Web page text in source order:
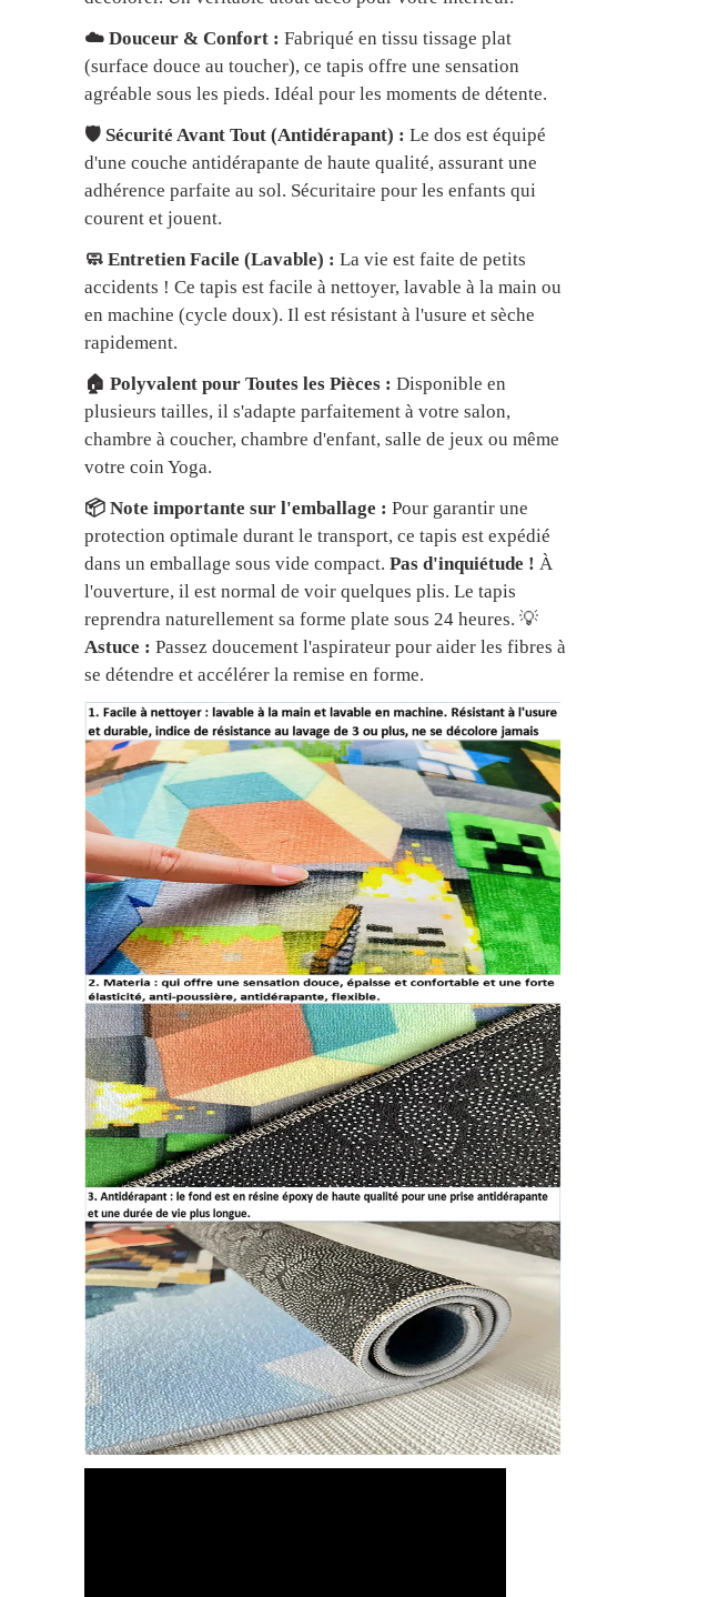
☁️ Douceur & Confort : Fabriqué en tissu tissage plat
(surface douce au toucher), ce tapis offre une sensation
agréable sous les pieds. Idéal pour les moments de détente.
🛡️ Sécurité Avant Tout (Antidérapant) : Le dos est équipé
d'une couche antidérapante de haute qualité, assurant une
adhérence parfaite au sol. Sécuritaire pour les enfants qui
courent et jouent.
🧼 Entretien Facile (Lavable) : La vie est faite de petits
accidents ! Ce tapis est facile à nettoyer, lavable à la main ou
en machine (cycle doux). Il est résistant à l'usure et sèche
rapidement.
🏠 Polyvalent pour Toutes les Pièces : Disponible en
plusieurs tailles, il s'adapte parfaitement à votre salon,
chambre à coucher, chambre d'enfant, salle de jeux ou même
votre coin Yoga.
📦 Note importante sur l'emballage : Pour garantir une
protection optimale durant le transport, ce tapis est expédié
dans un emballage sous vide compact.Pas d'inquiétude ! À
l'ouverture, il est normal de voir quelques plis. Le tapis
reprendra naturellement sa forme plate sous 24 heures. 💡
Astuce : Passez doucement l'aspirateur pour aider les fibres à
se détendre et accélérer la remise en forme.